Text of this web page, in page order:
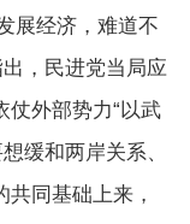
展经济，难道不
，民进党当局应
仗外部势力“以武
缓和两岸关系、
共同基础上来，